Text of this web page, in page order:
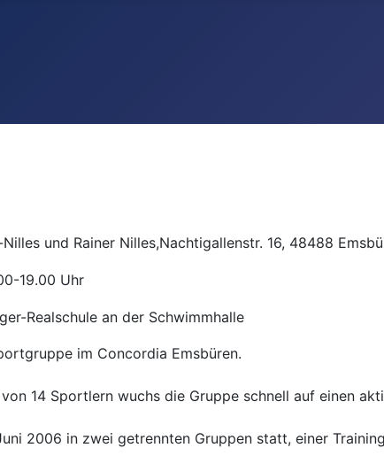
und Rainer Nilles,Nachtigallenstr. 16, 48488
19.00 Uhr
Realschule an der Schwimmhalle
im Concordia Emsbüren.
14 Sportlern wuchs die Gruppe schnell auf einen
2006 in zwei getrennten Gruppen statt, einer